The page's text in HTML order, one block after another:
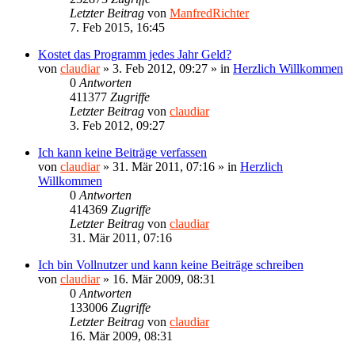
Letzter Beitrag von ManfredRichter
7. Feb 2015, 16:45
Kostet das Programm jedes Jahr Geld?
von claudiar» 3. Feb 2012, 09:27 » in Herzlich Willkommen
0 Antworten
411377 Zugriffe
Letzter Beitrag von claudiar
3. Feb 2012, 09:27
Ich kann keine Beiträge verfassen
von claudiar» 31. Mär 2011, 07:16 » in Herzlich
Willkommen
0 Antworten
414369 Zugriffe
Letzter Beitrag von claudiar
31. Mär 2011, 07:16
Ich bin Vollnutzer und kann keine Beiträge schreiben
von claudiar» 16. Mär 2009, 08:31
0 Antworten
133006 Zugriffe
Letzter Beitrag von claudiar
16. Mär 2009, 08:31